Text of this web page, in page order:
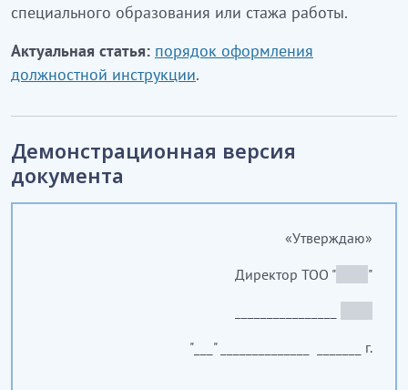
специального образования или стажа работы.
Актуальная статья: порядок оформления
должностной инструкции.
Демонстрационная версия
документа
«Утверждаю»
Директор ТОО "_____ "
"___" ______________ _______ г.